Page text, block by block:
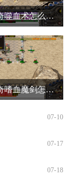
热血传奇噬血术怎么合成
复古传奇嗜血魔剑怎么弄的啊
07-10
07-17
07-18